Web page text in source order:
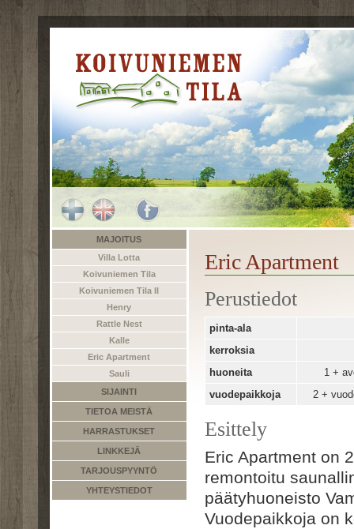
MAJOITUS
Villa Lotta
Koivuniemen Tila
Koivuniemen Tila II
Henry
Rattle Nest
Kalle
Eric Apartment
Sauli
SIJAINTI
TIETOA MEISTÄ
HARRASTUKSET
LINKKEJÄ
TARJOUSPYYNTÖ
YHTEYSTIEDOT
Eric Apartment
Perustiedot
pinta-ala
kerroksia
huoneita
1 +
vuodepaikkoja
2 +
Esittely
Eric Apartment on
remontoitu
päätyhuoneisto
Vuodepaikkoja on